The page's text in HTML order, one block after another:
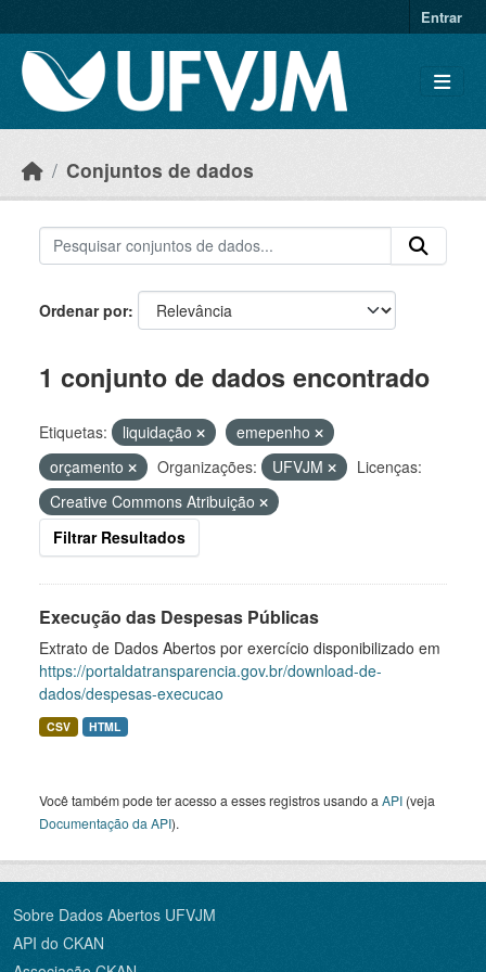
Entrar
Conjuntos de dados
Ordenar por
1 conjunto de dados encontrado
Etiquetas: liquidação
emepenho
orçamento
Organizações: UFVJM
Licenças:
Creative Commons Atribuição
Filtrar Resultados
Execução das Despesas Públicas
Extrato de Dados Abertos por exercício disponibilizado em
https://portaldatransparencia.gov.br/download-de-
dados/despesas-execucao
CSV HTML
Você também pode ter acesso a esses registros usando a API (veja
Documentação da API).
Sobre Dados Abertos UFVJM
API do CKAN